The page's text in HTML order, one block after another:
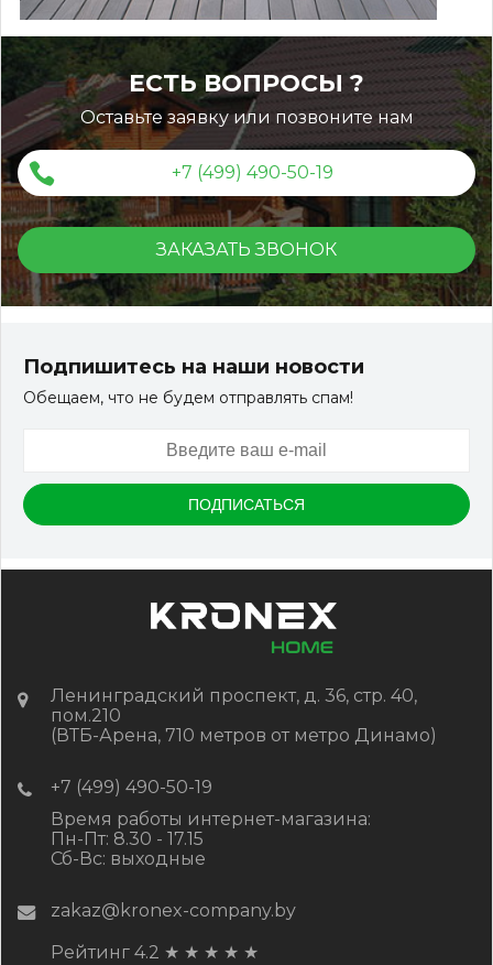
150*25*3000 мм
КУПИТЬ
ЕСТЬ ВОПРОСЫ ?
Оставьте заявку или позвоните нам
+7 (499) 490-50-19
ЗАКАЗАТЬ ЗВОНОК
Подпишитесь на наши новости
Обещаем, что не будем отправлять спам!
Ленинградский проспект, д. 36, стр. 40,
пом.210
(ВТБ-Арена, 710 метров от метро Динамо)
+7 (499) 490-50-19
Время работы интернет-магазина:
Пн-Пт: 8.30 - 17.15
Сб-Вс: выходные
zakaz@kronex-company.by
Рейтинг 4.2 ★ ★ ★ ★ ★